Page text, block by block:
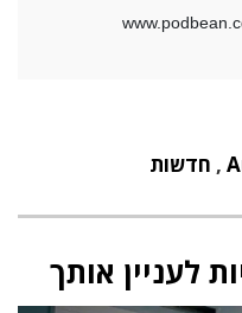
, חדשות
לעניין אותך